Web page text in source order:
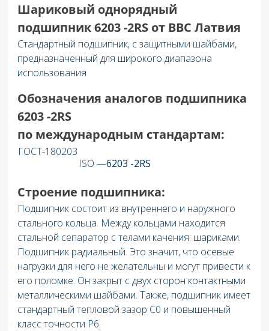
Шариковый однорядный
подшипник6203 -2RS от BBC Латвия
Стандартный подшипник, с защитными шайбами,
предназначенный для широкого диапазона
использования
Обозначения аналогов подшипника
6203 -2RS
по международным стандартам:
ГОСТ-180203
ISO —6203 -2RS
Строение подшипника:
Подшипник состоит из внутреннего и наружного
стального кольца. Между кольцами находится
стальной сепаратор с телами качения: шариками.
Подшипник радиальный. Это значит, что осевые
нагрузки для него не желательны и могут привести к
его поломке. Он закрыт с двух сторон контактными
металлическими шайбами. Также, подшипник имеет
стандартный тепловой зазор C0 и повышенный
класс точности P6.